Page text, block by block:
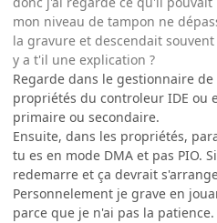
mon niveau de tampon ne
la gravure et descendait
y a t'il une explication ?
Regarde dans le gestionnaire
propriétés du controleur IDE ou
primaire ou secondaire.
Ensuite, dans les propriétés,
tu es en mode DMA et pas PIO.
redemarre et ça devrait
Personnelement je grave en
parce que je n'ai pas la patience.